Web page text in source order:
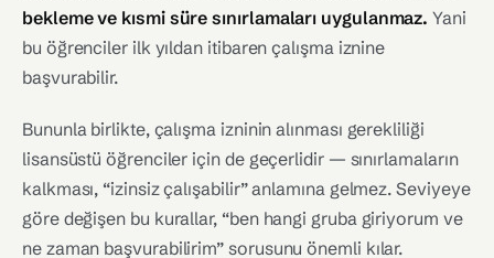
bekleme ve kısmi süre sınırlamaları uygulanmaz. Yani
bu öğrenciler ilk yıldan itibaren çalışma iznine
başvurabilir.
Bununla birlikte, çalışma izninin alınması gerekliliği
lisansüstü öğrenciler için de geçerlidir — sınırlamaların
kalkması, “izinsiz çalışabilir” anlamına gelmez. Seviyeye
göre değişen bu kurallar, “ben hangi gruba giriyorum ve
ne zaman başvurabilirim” sorusunu önemli kılar.